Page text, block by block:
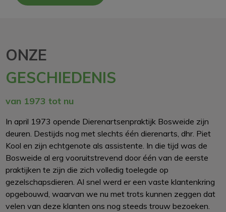
ONZE
GESCHIEDENIS
van 1973 tot nu
In april 1973 opende Dierenartsenpraktijk Bosweide zijn
deuren. Destijds nog met slechts één dierenarts, dhr. Piet
Kool en zijn echtgenote als assistente. In die tijd was de
Bosweide al erg vooruitstrevend door één van de eerste
praktijken te zijn die zich volledig toelegde op
gezelschapsdieren. Al snel werd er een vaste klantenkring
opgebouwd, waarvan we nu met trots kunnen zeggen dat
velen van deze klanten ons nog steeds trouw bezoeken.